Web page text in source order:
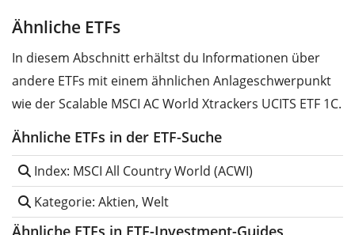
Ähnliche ETFs
In diesem Abschnitt erhältst du Informationen über
andere ETFs mit einem ähnlichen Anlageschwerpunkt
wie der Scalable MSCI AC World Xtrackers UCITS ETF 1C.
Ähnliche ETFs in der ETF-Suche
Index: MSCI All Country World (ACWI)
Kategorie: Aktien, Welt
Ähnliche ETFs in ETF-Investment-Guides